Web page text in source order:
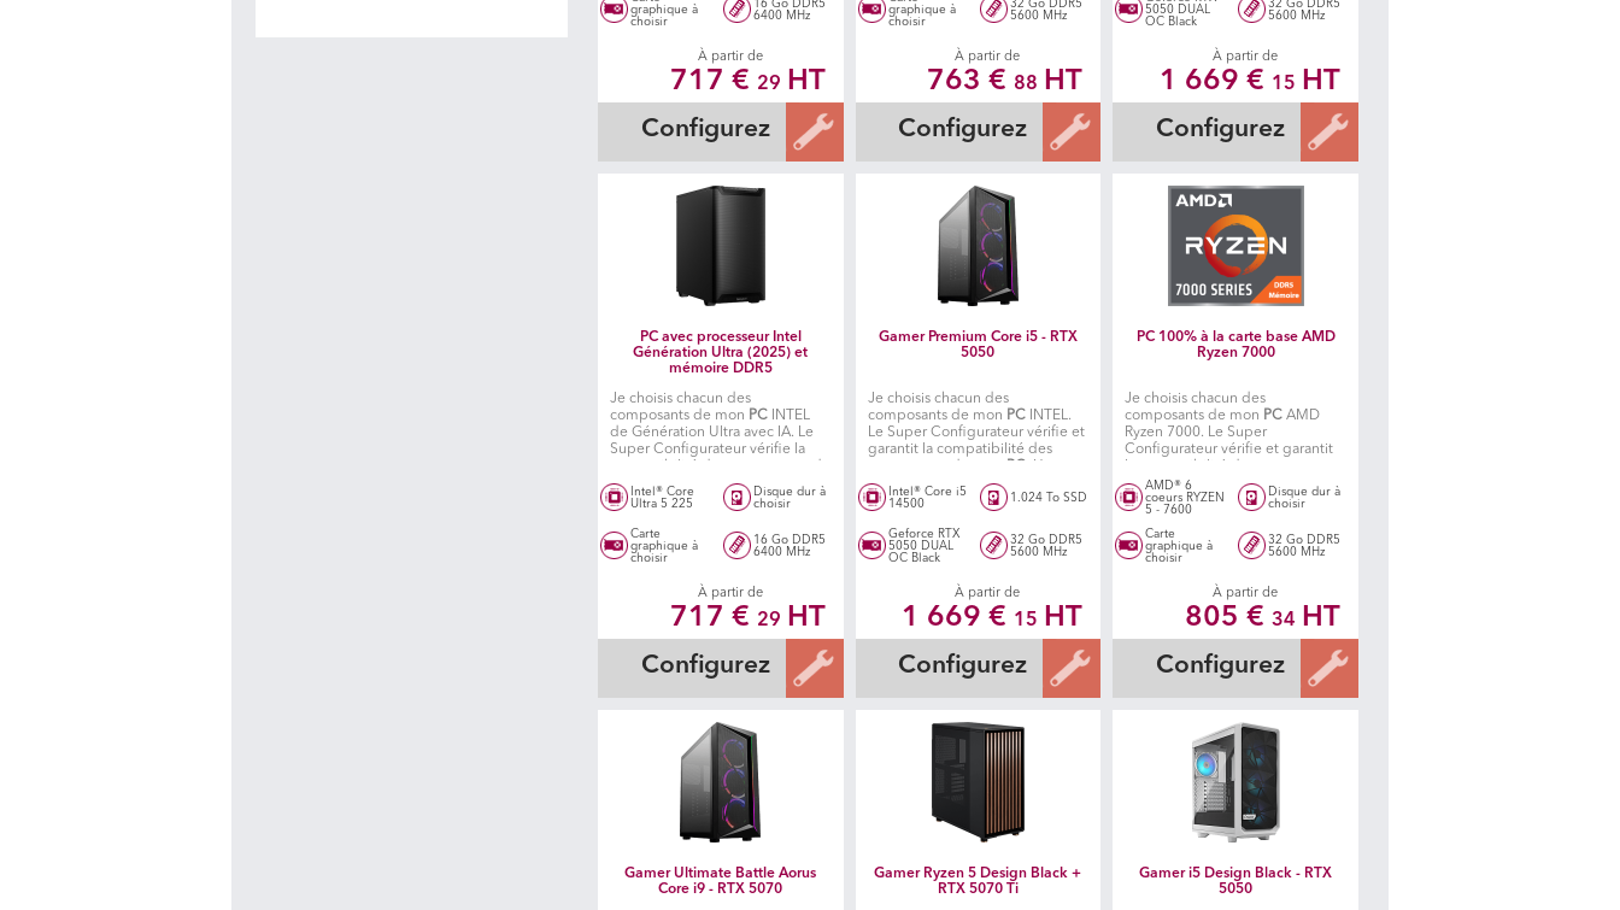
graphique à
choisir
16 Go DDR5
6400 MHz
À partir de
717 € 29 HT
Configurez
graphique à
choisir
32 Go DDR5
5600 MHz
À partir de
763 € 88 HT
Configurez
5050 DUAL
OC Black
32 Go DDR5
5600 MHz
À partir de
1 669 € 15 HT
Configurez
PC avec processeur Intel
Génération Ultra (2025) et
mémoire DDR5
Je choisis chacun des
composants de mon PC INTEL
de Génération Ultra avec IA. Le
Super Configurateur vérifie la
mon
PC . Un atelier spécialisé
fabrique ensuite mon PC
Intel® Core
Ultra 5 225
Disque dur à
choisir
Carte
graphique à
choisir
16 Go DDR5
6400 MHz
À partir de
717 € 29 HT
Configurez
Gamer Premium Core i5 - RTX
5050
Je choisis chacun des
composants de mon PCINTEL.
Le Super Configurateur vérifie et
garantit la compatibilité des
atelier spécialisé fabrique ensuite
mon PC.
Intel® Core i5
14500
1.024 To SSD
Geforce RTX
5050 DUAL
OC Black
32 Go DDR5
5600 MHz
À partir de
1 669 € 15 HT
Configurez
PC 100% à la carte base AMD
Ryzen 7000
Je choisis chacun des
composants de mon PC AMD
Ryzen 7000. Le Super
Configurateur vérifie et garantit
de monPC
. Un atelier spécialisé
fabrique ensuite mon PC.
AMD® 6
coeurs RYZEN
5 - 7600
Disque dur à
choisir
Carte
graphique à
choisir
32 Go DDR5
5600 MHz
À partir de
805 € 34 HT
Configurez
Gamer Ultimate Battle Aorus
Core i9 - RTX 5070
Gamer Ryzen 5 Design Black +
RTX 5070 Ti
Gamer i5 Design Black - RTX
5050